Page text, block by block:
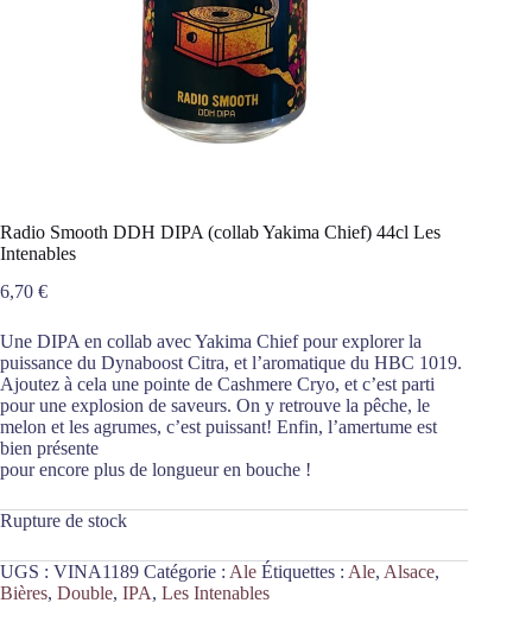
Radio Smooth DDH DIPA (collab Yakima Chief) 44cl Les
Intenables
6,70 €
Une DIPA en collab avec Yakima Chief pour explorer la
puissance du Dynaboost Citra, et l’aromatique du HBC 1019.
Ajoutez à cela une pointe de Cashmere Cryo, et c’est parti
pour une explosion de saveurs. On y retrouve la pêche, le
melon et les agrumes, c’est puissant! Enfin, l’amertume est
bien présente
pour encore plus de longueur en bouche !
Rupture de stock
UGS : VINA1189 Catégorie : Ale Étiquettes : Ale, Alsace,
Bières, Double, IPA, Les Intenables